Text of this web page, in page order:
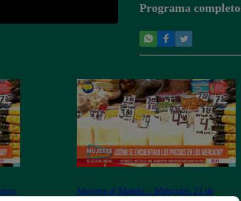
Programa completo
Mujeres al Mando – Miércoles 23 de